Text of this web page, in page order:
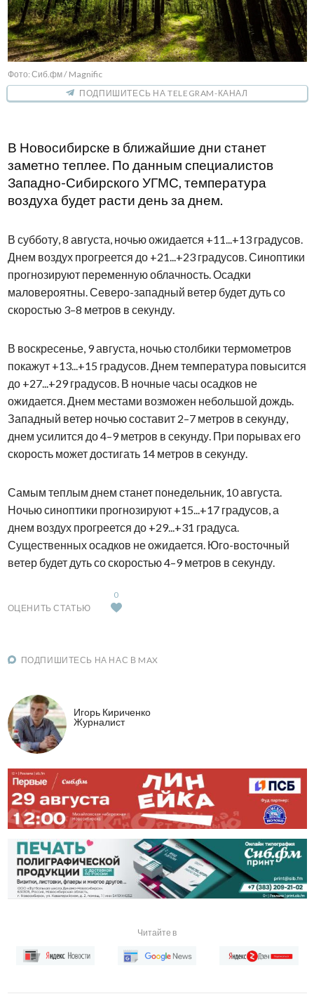
Фото: Сиб.фм / Magnific
ПОДПИШИТЕСЬ НА TELEGRAM-КАНАЛ
В Новосибирске в ближайшие дни станет
заметно теплее. По данным специалистов
Западно-Сибирского УГМС, температура
воздуха будет расти день за днем.
В субботу, 8 августа, ночью ожидается +11...+13 градусов.
Днем воздух прогреется до +21...+23 градусов. Синоптики
прогнозируют переменную облачность. Осадки
маловероятны. Северо-западный ветер будет дуть со
скоростью 3–8 метров в секунду.
В воскресенье, 9 августа, ночью столбики термометров
покажут +13...+15 градусов. Днем температура повысится
до +27...+29 градусов. В ночные часы осадков не
ожидается. Днем местами возможен небольшой дождь.
Западный ветер ночью составит 2–7 метров в секунду,
днем усилится до 4–9 метров в секунду. При порывах его
скорость может достигать 14 метров в секунду.
Самым теплым днем станет понедельник, 10 августа.
Ночью синоптики прогнозируют +15...+17 градусов, а
днем воздух прогреется до +29...+31 градуса.
Существенных осадков не ожидается. Юго-восточный
ветер будет дуть со скоростью 4–9 метров в секунду.
ОЦЕНИТЬ СТАТЬЮ
0
ПОДПИШИТЕСЬ НА НАС В MAX
Игорь Кириченко
Журналист
Читайте в